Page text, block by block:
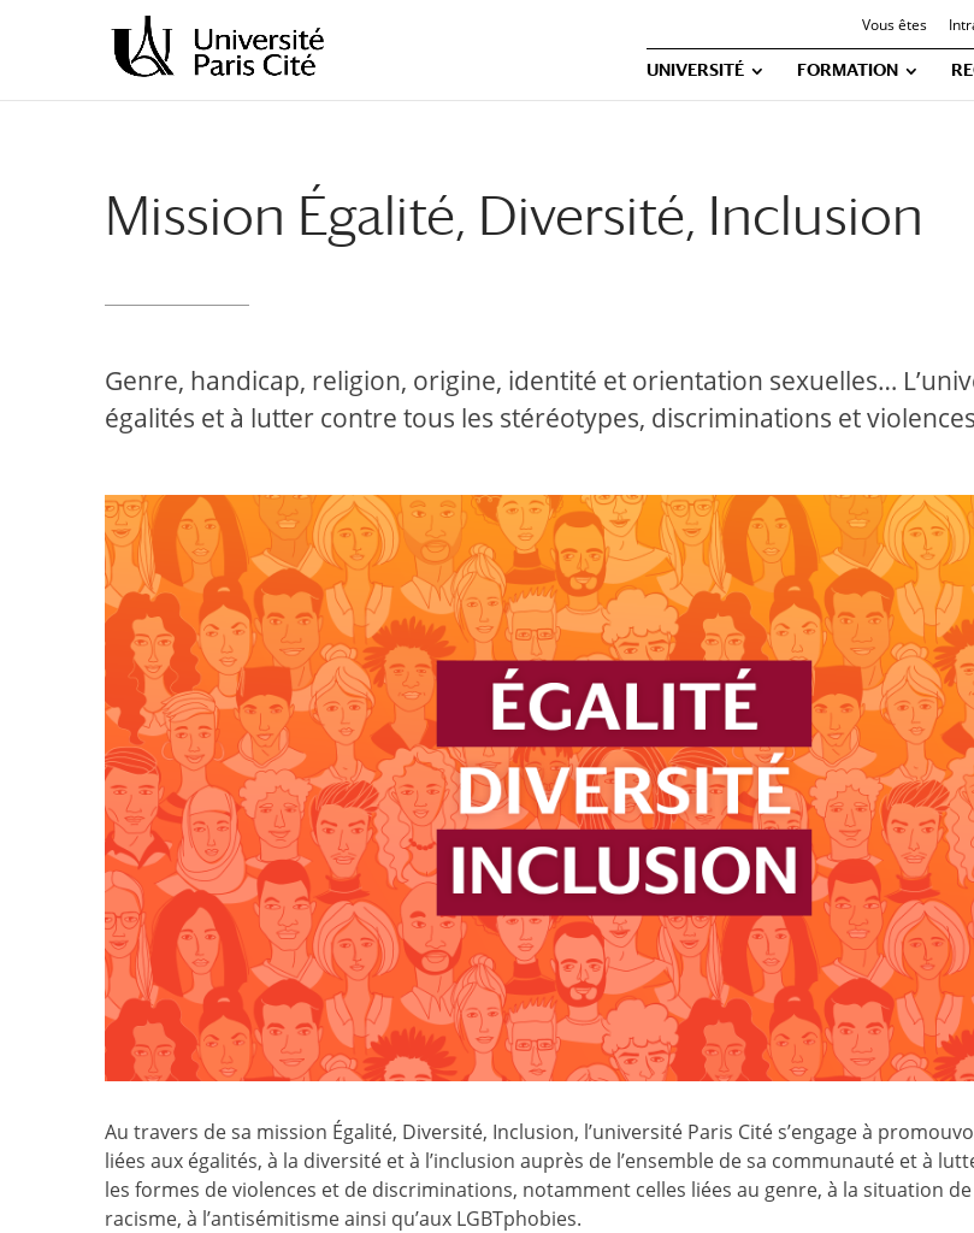
principal
navigation
Vous êtes
UNIVERSITÉ FORMATION
Mission Égalité, Diversité, Inclusion
Genre, handicap, religion, origine, identité et orientation sexuelles…
égalités et à lutter contre tous les stéréotypes, discriminations et
Au travers de sa mission Égalité, Diversité, Inclusion, l’université Paris Cité s’engage à
liées aux égalités, à la diversité et à l’inclusion auprès de l’ensemble de sa communauté et à
les formes de violences et de discriminations, notamment celles liées au genre, à la situation
racisme, à l’antisémitisme ainsi qu’aux LGBTphobies.